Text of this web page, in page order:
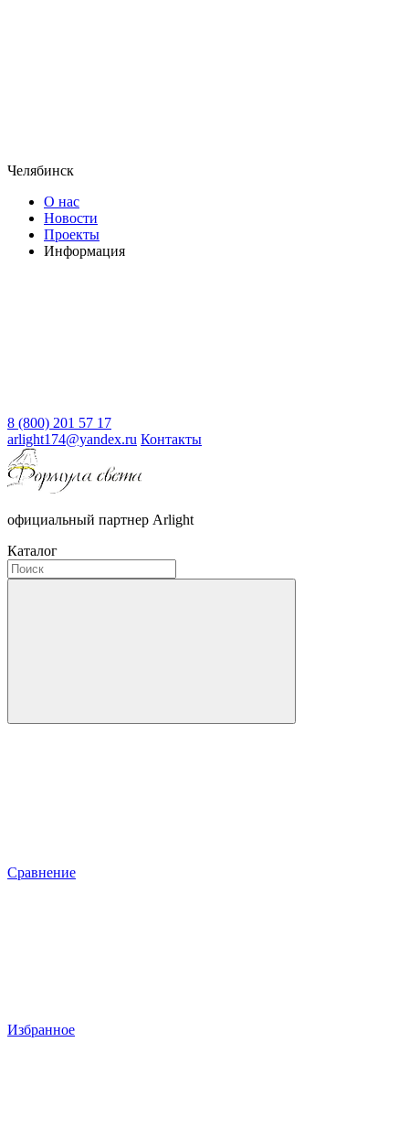
Челябинск
О нас
Новости
Проекты
Информация
8 (800) 201 57 17
arlight174@yandex.ru Контакты
официальный партнер Arlight
Каталог
Сравнение
Избранное